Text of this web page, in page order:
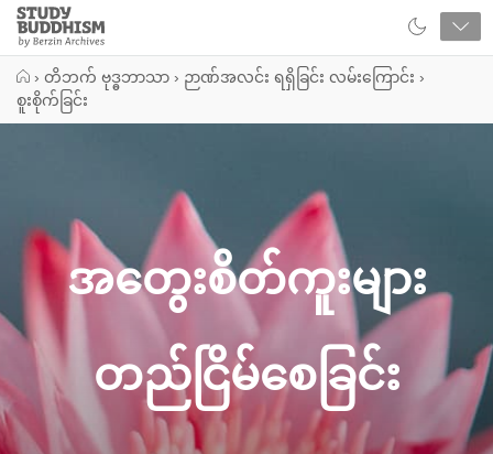
Close
Study
Buddhism
Home
› တိဘက် ဗုဒ္ဓဘာသာ › ဉာဏ်အလင်း ရရှိခြင်း လမ်းကြောင်း ›
စူးစိုက်ခြင်း
အတွေးစိတ်ကူးများ
တည်ငြိမ်စေခြင်း